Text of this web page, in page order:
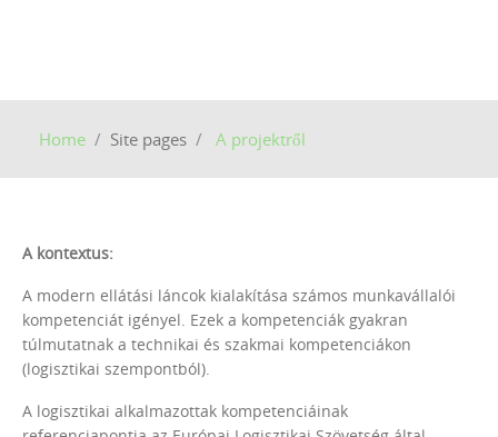
Home Site pages A projektről
A kontextus:
A modern ellátási láncok kialakítása számos munkavállalói
kompetenciát igényel. Ezek a kompetenciák gyakran
túlmutatnak a technikai és szakmai kompetenciákon
(logisztikai szempontból).
A logisztikai alkalmazottak kompetenciáinak